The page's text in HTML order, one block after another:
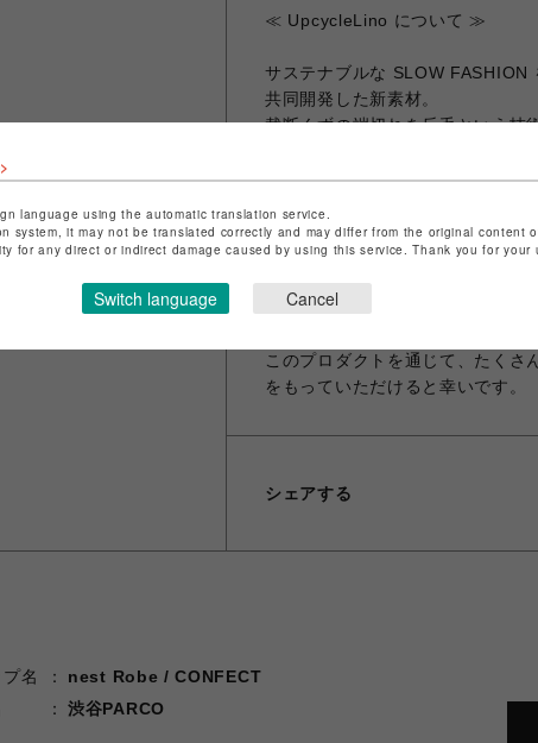
≪ UpcycleLino について ≫
サステナブルな SLOW FASHION
共同開発した新素材。
裁断くずの端切れを反毛という技
を作り出す再利用法)を利用し、
ス。 それを紡いで新たなリネンコ
このプロダクトは、お洋服の生地
れています。
私たちは裁断くずを廃棄せず、
このプロダクトを通じて、たくさ
をもっていただけると幸いです。
シェアする
名
nest Robe / CONFECT
渋谷PARCO
language using the automatic translation service.
system, it may not be translated correctly and may differ from the original content
for any direct or indirect damage caused by using this service. Thank you for your
Switch language Cancel